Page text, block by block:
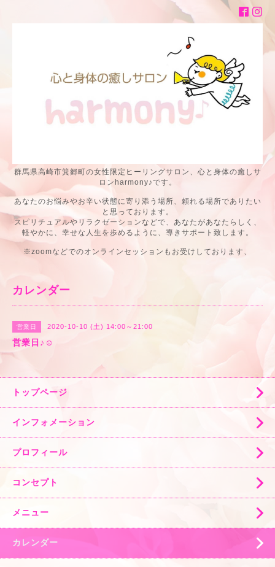
群馬県高崎市箕郷町の女性限定ヒーリングサロン、心と身体の癒しサ
ロンharmony♪です。
あなたのお悩みやお辛い状態に寄り添う場所、頼れる場所でありたい
と思っております。
スピリチュアルやリラクゼーションなどで、あなたがあなたらしく、
軽やかに、幸せな人生を歩めるように、導きサポート致します。
※zoomなどでのオンラインセッションもお受けしております、
カレンダー
営業日 2020-10-10 (土) 14:00～21:00
営業日♪☺️
トップページ
インフォメーション
プロフィール
コンセプト
メニュー
カレンダー